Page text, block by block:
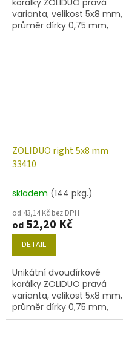
varianta, velikost 5x8 mm,
průměr dírky 0,75 mm,
obsah balení 20 ks nebo
ZOLIDUO right 5x8 mm
33410
skladem (144 pkg.)
od 43,14 Kč bez DPH
od 52,20 Kč
DETAIL
Unikátní dvoudírkové
korálky ZOLIDUO pravá
varianta, velikost 5x8 mm,
průměr dírky 0,75 mm,
obsah balení 20 ks nebo